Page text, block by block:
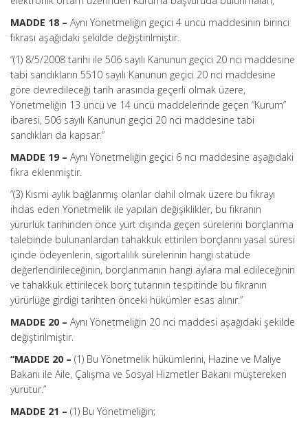
MADDE 18 – Aynı Yönetmeliğin geçici 4 üncü maddesinin birinci
fıkrası aşağıdaki şekilde değiştirilmiştir.
“(1) 8/5/2008 tarihi ile 506 sayılı Kanunun geçici 20 nci maddesine
tabi sandıkların 5510 sayılı Kanunun geçici 20 nci maddesine
göre devredileceği tarih arasında geçerli olmak üzere,
Yönetmeliğin 13 üncü ve 14 üncü maddelerinde geçen “Kurum”
ibaresi, 506 sayılı Kanunun geçici 20 nci maddesine tabi
sandıkları da kapsar.”
MADDE 19 – Aynı Yönetmeliğin geçici 6 ncı maddesine aşağıdaki
fıkra eklenmiştir.
“(3) Kısmi aylık bağlanmış olanlar dahil olmak üzere bu fıkrayı
ihdas eden Yönetmelik ile yapılan değişiklikler, bu fıkranın
yürürlük tarihinden önce yurt dışında geçen sürelerini borçlanma
talebinde bulunanlardan tahakkuk ettirilen borçlarını yasal süresi
içinde ödeyenlerin, sigortalılık sürelerinin hangi statüde
değerlendirileceğinin, borçlanmanın hangi aylara mal edileceğinin
ve tahakkuk ettirilecek borç tutarının tespitinde bu fıkranın
yürürlüğe girdiği tarihten önceki hükümler esas alınır.”
MADDE 20 – Aynı Yönetmeliğin 20 nci maddesi aşağıdaki şekilde
değiştirilmiştir.
“MADDE 20 – (1) Bu Yönetmelik hükümlerini, Hazine ve Maliye
Bakanı ile Aile, Çalışma ve Sosyal Hizmetler Bakanı müştereken
yürütür.”
MADDE 21 – (1) Bu Yönetmeliğin;